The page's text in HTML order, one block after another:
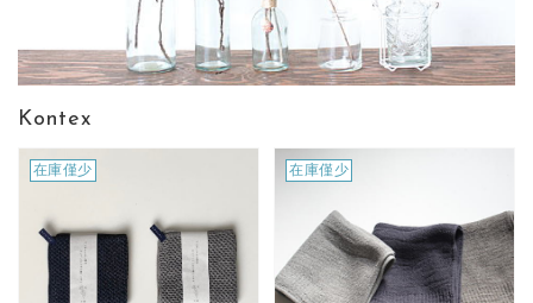
Kontex
在庫僅少 在庫僅少